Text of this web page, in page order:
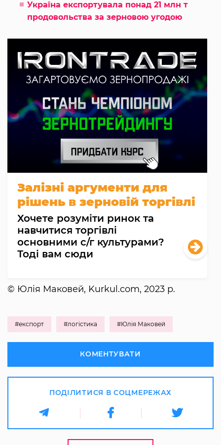
Україна експортувала понад 21 млн т
продовольства за зерновою угодою
Залізні аргументи для
рішень в зерновій торгівлі
Хочете розуміти ринок та
навчитися торгівлі
основними с/г культурами?
Тоді вам сюди
© Юлія Маковей, Kurkul.com, 2023 р.
#експорт #логістика #Юлія Маковей
КОМЕНТУВАТИ
ПОДІЛИТИСЯ В СОЦМЕРЕЖАХ